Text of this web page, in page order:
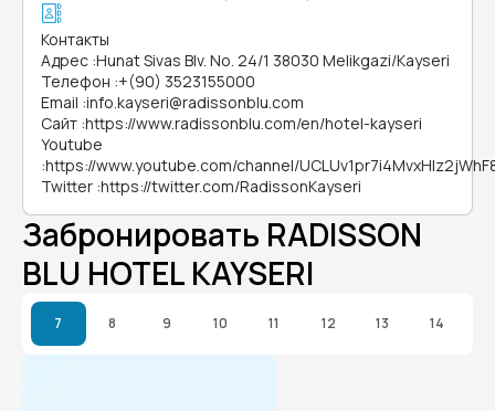
Контакты
Адрес :Hunat Sivas Blv. No. 24/1 38030 Melikgazi/Kayseri
Телефон :+(90) 3523155000
Email :info.kayseri@radissonblu.com
Сайт :https://www.radissonblu.com/en/hotel-kayseri
Youtube
:https://www.youtube.com/channel/
Twitter :https://twitter.com/RadissonKayseri
Забронировать RADISSON
BLU HOTEL KAYSERI
7 8 9 10 11 12 13 14